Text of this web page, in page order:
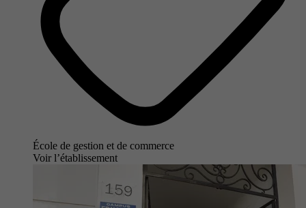
École de gestion et de commerce
Voir l’établissement